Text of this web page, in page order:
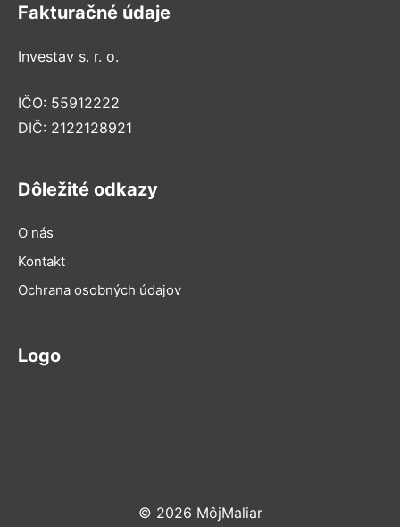
Fakturačné údaje
Investav s. r. o.
IČO: 55912222
DIČ: 2122128921
Dôležité odkazy
O nás
Kontakt
Ochrana osobných údajov
Logo
© 2026 MôjMaliar